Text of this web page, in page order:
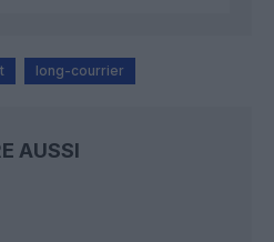
long-courrier
AUSSI